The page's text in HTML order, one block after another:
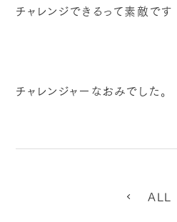
チャレンジできるって素敵です
チャレンジャーなおみでした。
ALL